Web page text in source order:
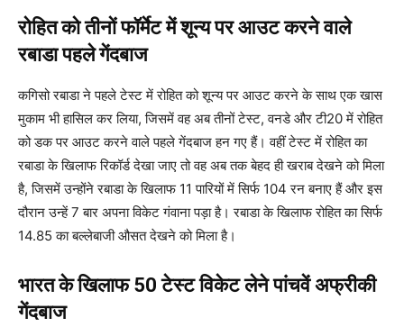
रोहित को तीनों फॉर्मेट में शून्य पर आउट करने वाले
रबाडा पहले गेंदबाज
कगिसो रबाडा ने पहले टेस्ट में रोहित को शून्य पर आउट करने के साथ एक खास
मुकाम भी हासिल कर लिया, जिसमें वह अब तीनों टेस्ट, वनडे और टी20 में रोहित
को डक पर आउट करने वाले पहले गेंदबाज हन गए हैं। वहीं टेस्ट में रोहित का
रबाडा के खिलाफ रिकॉर्ड देखा जाए तो वह अब तक बेहद ही खराब देखने को मिला
है, जिसमें उन्होंने रबाडा के खिलाफ 11 पारियों में सिर्फ 104 रन बनाए हैं और इस
दौरान उन्हें 7 बार अपना विकेट गंवाना पड़ा है। रबाडा के खिलाफ रोहित का सिर्फ
14.85 का बल्लेबाजी औसत देखने को मिला है।
भारत के खिलाफ 50 टेस्ट विकेट लेने पांचवें अफ्रीकी
गेंदबाज